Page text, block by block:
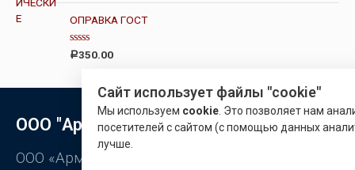
е
н
к
а
0
и
ОПРАВКА ГОСТ
О
и
з
Р350.00
ООО "Арматон"
ООО «Арматон» является оптовым
Сайт использует файлы "cookie"
Мы используем cookie . Это позволяет нам
посетителей с сайтом (с помощью данных
лучше.